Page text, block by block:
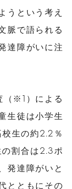
うという考え
脈で語られる
達障がいに注
（※1）による
生徒は小学生
生の約2.2％
割合は2.3ポ
発達障がいと
とともにその